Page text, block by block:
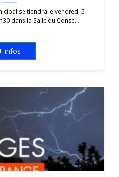
se tiendra le vendredi 5
dans la Salle du Conse...
infos